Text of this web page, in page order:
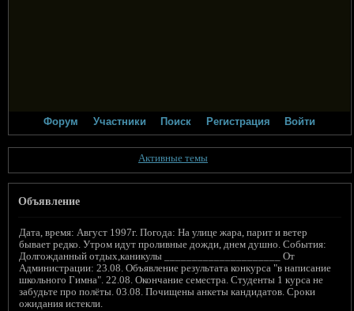
Форум Участники Поиск Регистрация Войти
Активные темы
Объявление
Дата, время: Август 1997г. Погода: На улице жара, парит и ветер
бывает редко. Утром идут проливные дожди, днем душно. События:
Долгожданный отдых,каникулы _____________________ От
Администрации: 23.08. Объявление результата конкурса "в написание
школьного Гимна". 22.08. Окончание семестра. Студенты 1 курса не
забудьте про полёты. 03.08. Почищены анкеты кандидатов. Сроки
ожидания истекли.